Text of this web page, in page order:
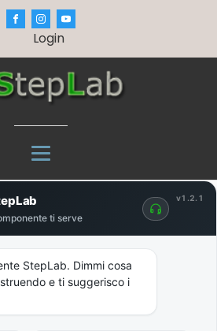
Login
ti serve
v1.2.1
StepLab. Dimmi cosa
e ti suggerisco i